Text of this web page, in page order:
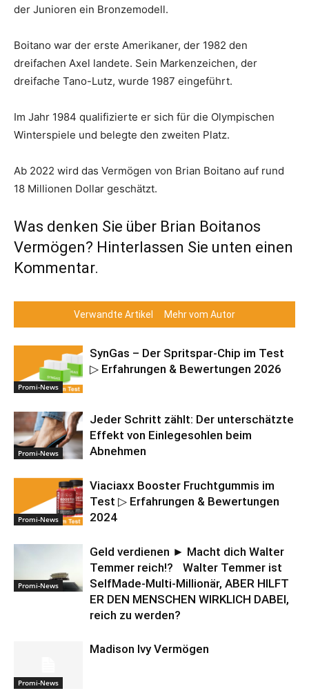
der Junioren ein Bronzemodell.
Boitano war der erste Amerikaner, der 1982 den
dreifachen Axel landete. Sein Markenzeichen, der
dreifache Tano-Lutz, wurde 1987 eingeführt.
Im Jahr 1984 qualifizierte er sich für die Olympischen
Winterspiele und belegte den zweiten Platz.
Ab 2022 wird das Vermögen von Brian Boitano auf rund
18 Millionen Dollar geschätzt.
Was denken Sie über Brian Boitanos
Vermögen? Hinterlassen Sie unten einen
Kommentar.
Verwandte Artikel Mehr vom Autor
Promi-News
SynGas – Der Spritspar-Chip im Test
▷ Erfahrungen & Bewertungen 2026
Promi-News
Jeder Schritt zählt: Der unterschätzte
Effekt von Einlegesohlen beim
Abnehmen
Promi-News
Viaciaxx Booster Fruchtgummis im
Test ▷ Erfahrungen & Bewertungen
2024
Promi-News
Geld verdienen ► Macht dich Walter
Temmer reich!? Walter Temmer ist
SelfMade-Multi-Millionär, ABER HILFT
ER DEN MENSCHEN WIRKLICH DABEI,
reich zu werden?
Promi-News
Madison Ivy Vermögen